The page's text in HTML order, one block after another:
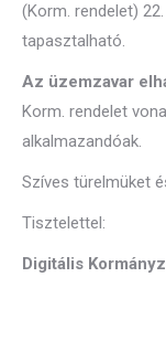
(Korm. rendelet)
tapasztalható.
Az üzemzavar
Korm. rendelet
alkalmazandóak.
Szíves türelmüket
Tisztelettel:
Digitális